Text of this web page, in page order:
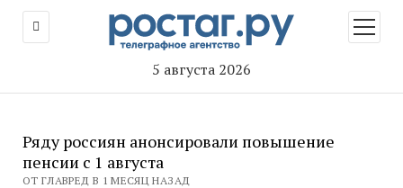
5 августа 2026
меню
Ряду россиян анонсировали повышение
пенсии с 1 августа
ОТ ГЛАВРЕД В 1 МЕСЯЦ НАЗАД